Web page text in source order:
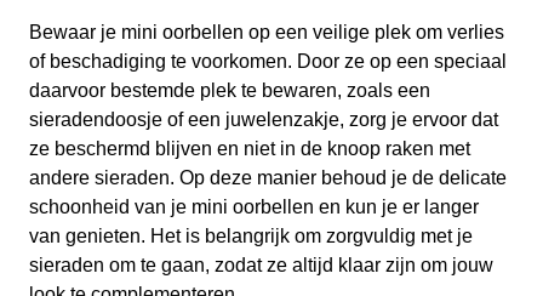
Bewaar je mini oorbellen op een veilige plek om verlies
of beschadiging te voorkomen. Door ze op een speciaal
daarvoor bestemde plek te bewaren, zoals een
sieradendoosje of een juwelenzakje, zorg je ervoor dat
ze beschermd blijven en niet in de knoop raken met
andere sieraden. Op deze manier behoud je de delicate
schoonheid van je mini oorbellen en kun je er langer
van genieten. Het is belangrijk om zorgvuldig met je
sieraden om te gaan, zodat ze altijd klaar zijn om jouw